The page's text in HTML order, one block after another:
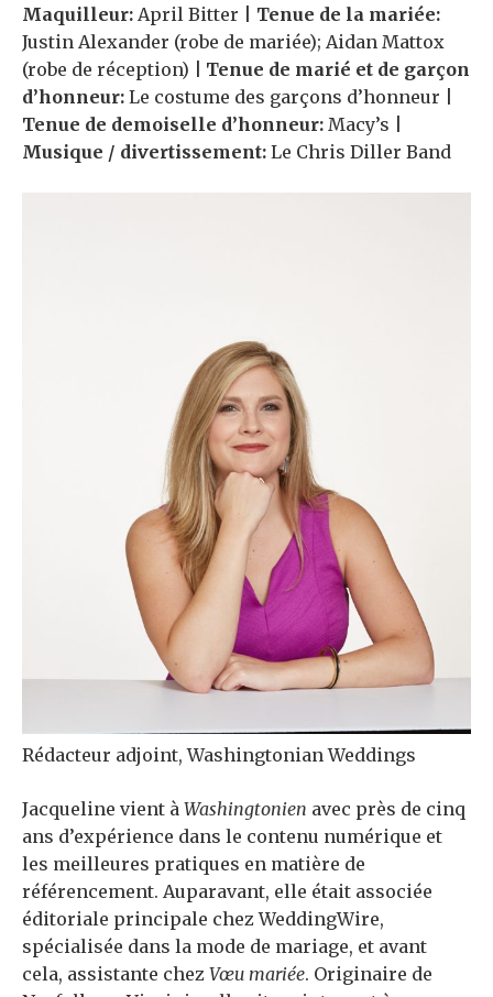
Maquilleur: April Bitter | Tenue de la mariée:
Justin Alexander (robe de mariée); Aidan Mattox
(robe de réception)
Tenue de marié et de garçon
d’honneur: Le costume des garçons d’honneur |
Tenue de demoiselle d’honneur: Macy’s
Musique / divertissement: Le Chris Diller Band
Rédacteur adjoint, Washingtonian Weddings
Jacqueline vient à Washingtonien avec près de cinq
ans d’expérience dans le contenu numérique et
les meilleures pratiques en matière de
référencement. Auparavant, elle était associée
éditoriale principale chez WeddingWire,
spécialisée dans la mode de mariage, et avant
cela, assistante chez Vœu mariée. Originaire de